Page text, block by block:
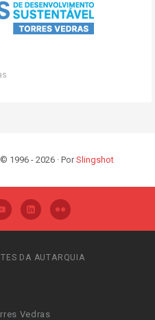
1996 - 2026 · PorSlingshot
DA AUTARQUIA
Vedras